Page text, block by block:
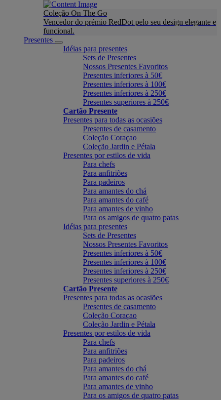
Coleção On The Go
Vencedor do prémio RedDot pelo seu design elegante e
funcional.
Presentes
Idéias para presentes
Sets de Presentes
Nossos Presentes Favoritos
Presentes inferiores à 50€
Presentes inferiores à 100€
Presentes inferiores à 250€
Presentes superiores à 250€
Cartão Presente
Presentes para todas as ocasiões
Presentes de casamento
Coleção Coraçao
Coleção Jardin e Pétala
Presentes por estilos de vida
Para chefs
Para anfitriões
Para padeiros
Para amantes do chá
Para amantes do café
Para amantes de vinho
Para os amigos de quatro patas
Idéias para presentes
Sets de Presentes
Nossos Presentes Favoritos
Presentes inferiores à 50€
Presentes inferiores à 100€
Presentes inferiores à 250€
Presentes superiores à 250€
Cartão Presente
Presentes para todas as ocasiões
Presentes de casamento
Coleção Coraçao
Coleção Jardin e Pétala
Presentes por estilos de vida
Para chefs
Para anfitriões
Para padeiros
Para amantes do chá
Para amantes do café
Para amantes de vinho
Para os amigos de quatro patas